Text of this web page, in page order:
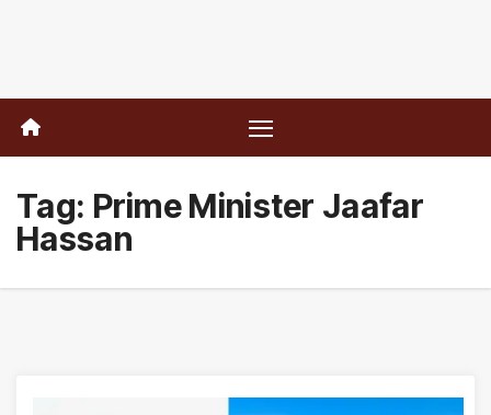
Tag: Prime Minister Jaafar
Hassan